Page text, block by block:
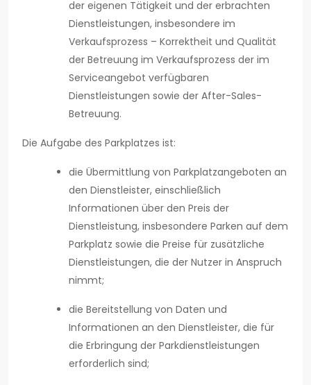
der eigenen Tätigkeit und der erbrachten
Dienstleistungen, insbesondere im
Verkaufsprozess – Korrektheit und Qualität
der Betreuung im Verkaufsprozess der im
Serviceangebot verfügbaren
Dienstleistungen sowie der After-Sales-
Betreuung.
Die Aufgabe des Parkplatzes ist:
die Übermittlung von Parkplatzangeboten an
den Dienstleister, einschließlich
Informationen über den Preis der
Dienstleistung, insbesondere Parken auf dem
Parkplatz sowie die Preise für zusätzliche
Dienstleistungen, die der Nutzer in Anspruch
nimmt;
die Bereitstellung von Daten und
Informationen an den Dienstleister, die für
die Erbringung der Parkdienstleistungen
erforderlich sind;